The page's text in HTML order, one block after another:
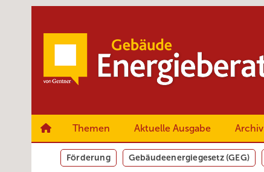
Themen Aktuelle Ausgabe Archiv
Förderung Gebäudeenergiegesetz (GEG)